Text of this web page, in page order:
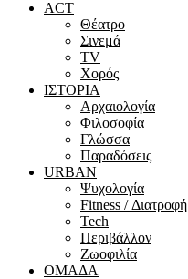
ACT
Θέατρο
Σινεμά
ΤV
Χορός
ΙΣΤΟΡΙΑ
Αρχαιολογία
Φιλοσοφία
Γλώσσα
Παραδόσεις
URBAN
Ψυχολογία
Fitness / Διατροφή
Tech
Περιβάλλον
Ζωοφιλία
ΟΜΑΔΑ